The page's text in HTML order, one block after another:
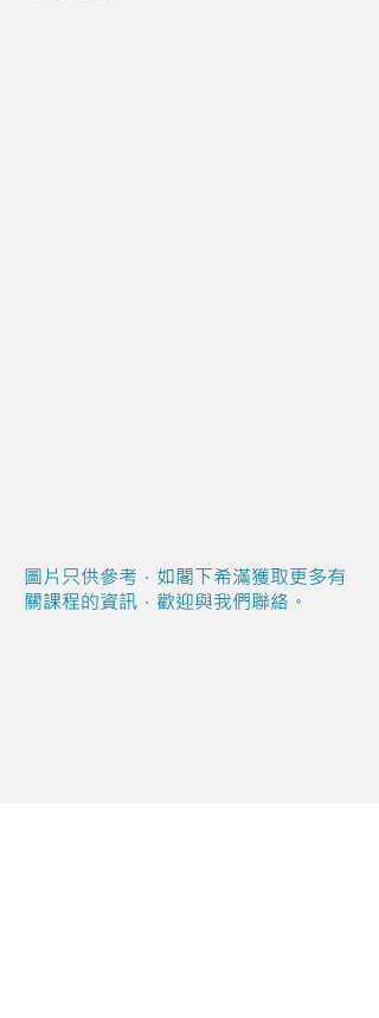
圖片只供參考，如閣下希滿獲取更多有
關課程的資訊，歡迎與我們聯絡。